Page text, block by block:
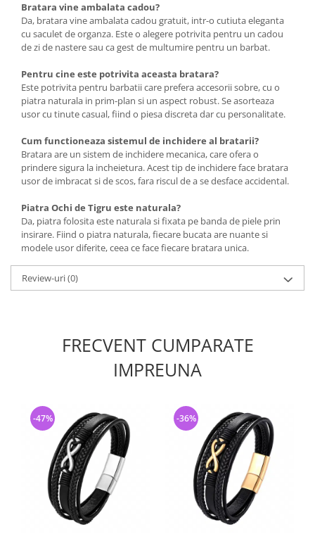
Bratara vine ambalata cadou?
Da, bratara vine ambalata cadou gratuit, intr-o cutiuta eleganta
cu saculet de organza. Este o alegere potrivita pentru un cadou
de zi de nastere sau ca gest de multumire pentru un barbat.
Pentru cine este potrivita aceasta bratara?
Este potrivita pentru barbatii care prefera accesorii sobre, cu o
piatra naturala in prim-plan si un aspect robust. Se asorteaza
usor cu tinute casual, fiind o piesa discreta dar cu personalitate.
Cum functioneaza sistemul de inchidere al bratarii?
Bratara are un sistem de inchidere mecanica, care ofera o
prindere sigura la incheietura. Acest tip de inchidere face bratara
usor de imbracat si de scos, fara riscul de a se desface accidental.
Piatra Ochi de Tigru este naturala?
Da, piatra folosita este naturala si fixata pe banda de piele prin
insirare. Fiind o piatra naturala, fiecare bucata are nuante si
modele usor diferite, ceea ce face fiecare bratara unica.
Review-uri(0)
FRECVENT CUMPARATE
IMPREUNA
-47% -36%